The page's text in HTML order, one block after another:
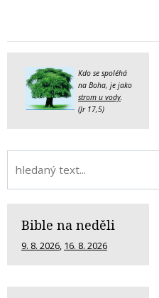
Kdo se spoléhá
na Boha, je jako
strom u vody.
(Jr 17,5)
Bible na neděli
9. 8. 2026, 16. 8. 2026